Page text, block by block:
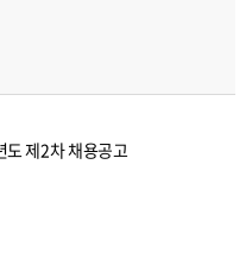
제2차 채용공고